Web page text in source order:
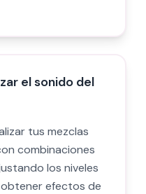
el sonido del
tus mezclas
combinaciones
los niveles
efectos de